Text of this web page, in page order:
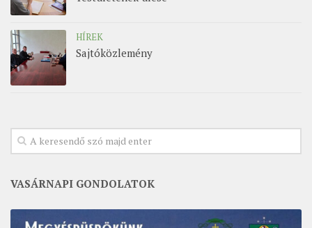
HÍREK
Sajtóközlemény
VASÁRNAPI GONDOLATOK